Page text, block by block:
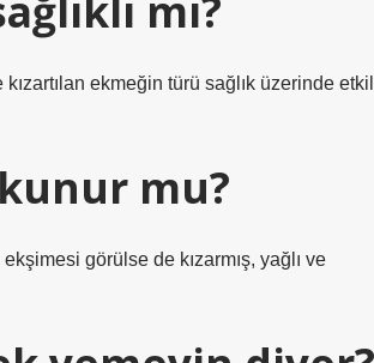
ekmeğin türü sağlık üzerinde
mu?
görülse de kızarmış, yağlı ve